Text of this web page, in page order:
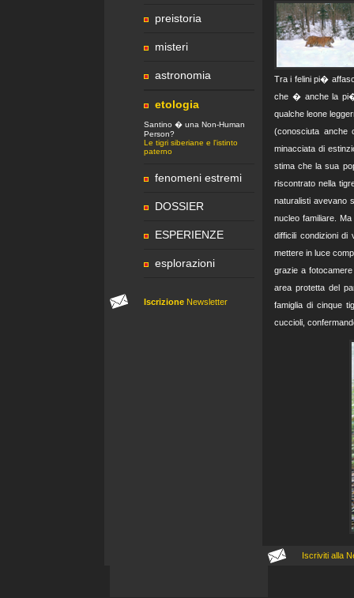
preistoria
misteri
astronomia
etologia
Santino � una Non-Human
Person?
Le tigri siberiane e l'istinto
paterno
fenomeni estremi
DOSSIER
ESPERIENZE
esplorazioni
Iscrizione Newsletter
Tra i felini pi�
che � anche la pi�
qualche leone
(conosciuta anche
minacciata di
stima che la sua
riscontrato nella
naturalisti avevano
nucleo familiare.
difficili condizioni
mettere in luce
grazie a
area protetta del
famiglia di cinque
cuccioli,
Iscriviti alla